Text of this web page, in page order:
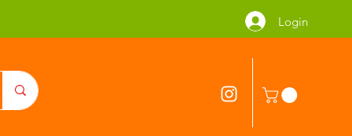
Login